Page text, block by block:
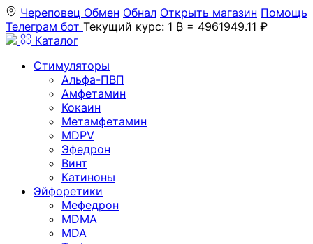
Череповец Обмен Обнал Открыть магазин Помощь
Телеграм бот Текущий курс: 1 ₿ = 4961949.11 ₽
Каталог
Стимуляторы
Альфа-ПВП
Амфетамин
Кокаин
Метамфетамин
MDPV
Эфедрон
Винт
Катиноны
Эйфоретики
Мефедрон
MDMA
MDA